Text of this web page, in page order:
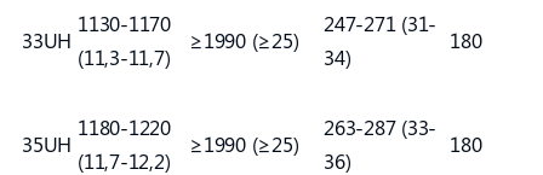
33UH
1130-1170
(11,3-11,7)
≥1990 (≥25)
247-271 (31-
34)
180
35UH
1180-1220
(11,7-12,2)
≥1990 (≥25)
263-287 (33-
36)
180